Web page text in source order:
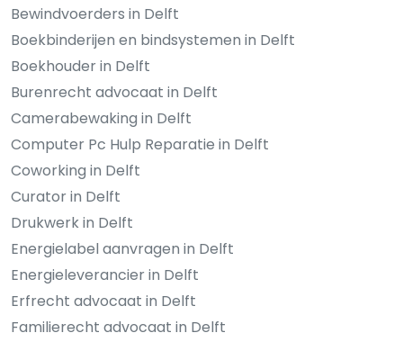
Bewindvoerders in Delft
Boekbinderijen en bindsystemen in Delft
Boekhouder in Delft
Burenrecht advocaat in Delft
Camerabewaking in Delft
Computer Pc Hulp Reparatie in Delft
Coworking in Delft
Curator in Delft
Drukwerk in Delft
Energielabel aanvragen in Delft
Energieleverancier in Delft
Erfrecht advocaat in Delft
Familierecht advocaat in Delft